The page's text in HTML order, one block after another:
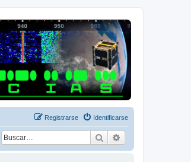
Identificarse
Registrarse
Buscar